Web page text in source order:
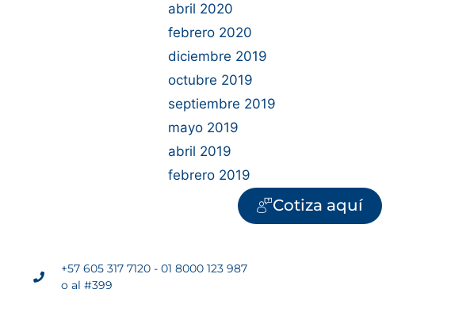
abril 2020
febrero 2020
diciembre 2019
octubre 2019
septiembre 2019
mayo 2019
abril 2019
febrero 2019
+57 605 317 7120 - 01 8000 123 987
o al #399
Cotiza aquí